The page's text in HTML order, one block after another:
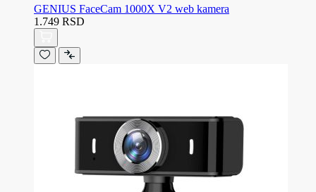
GENIUS FaceCam 1000X V2 web kamera
1.749 RSD